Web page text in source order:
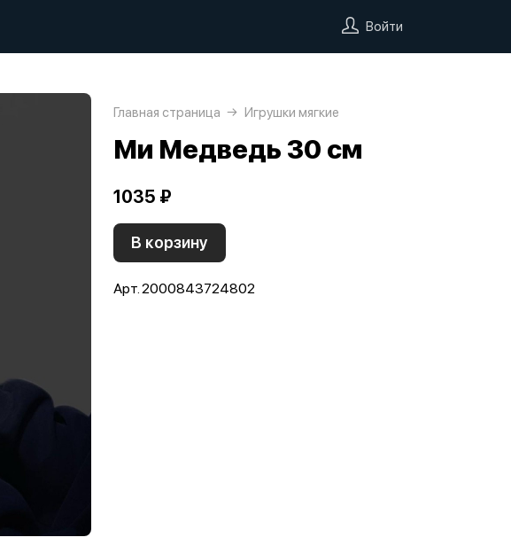
Войти
Главная страница Игрушки мягкие
Ми Медведь 30 см
1035 ₽
В корзину
Арт. 2000843724802